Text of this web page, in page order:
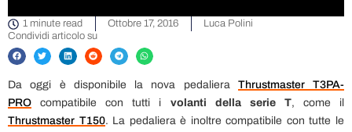
1 minute read Ottobre 17, 2016
Luca Polini
Condividi articolo su
Da oggi è disponibile la nova pedaliera Thrustmaster T3PA-
PRO
compatibile con tutti i volanti della serie T, come il
Thrustmaster T150. La pedaliera è inoltre compatibile con tutte le